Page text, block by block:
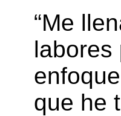
“Me
labores
que he